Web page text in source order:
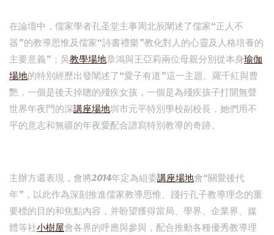
在論壇中，儒家學者孔圣堂主事周北辰闡述了儒家“正人不
器”的教導思惟及儒家“詩書禮樂”教化對人的心靈及人格培養的
主要意義”；吳教學場地章鴻與王亞莉兩位母親分別從本身瑜伽
場地的特別經歷出發闡述了“愛子有道”這一主題。羅千紅與曹
艷，一個是後天掉聰的殘疾女孩，一個是為殘疾孩子打開無聲
世界年夜門的深講座場地圳市元平特別學校副校長，她們用不
平的意志和無疆的年夜愛配合譜寫特別教導的奇跡。
主辦方還表現，會將2014年定為組委講座場地會“關愛後代
年”，以此作為深刻推進儒家教導思惟、踐行孔子教導理念的重
要標的目的和焦點內容，并盼望獲得當局、學界、企業界、媒
體等社小樹屋會各界的呼應與參與，配合推動各種優秀教導理